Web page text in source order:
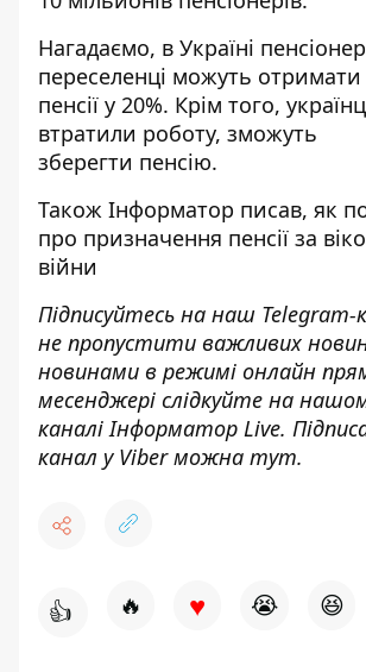
Нагадаємо, в Україні
переселенці можуть
пенсії у 20%. Крім того,
втратили роботу, зможуть
зберегти пенсію.
Також Інформатор писав, як
про призначення пенсії за
війни
Підписуйтесь на наш Telegram-
не пропустити важливих
новинами в режимі онлайн
месенджері слідкуйте на
каналіІнформатор Live.
канал у Viber можна тут.
👍 🔥 ♥ 😭 😆